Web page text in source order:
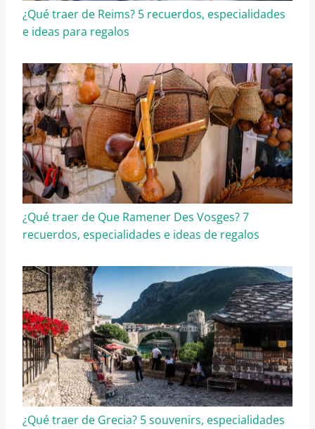
¿Qué traer de Reims? 5 recuerdos, especialidades
e ideas para regalos
¿Qué traer de Que Ramener Des Vosges? 7
recuerdos, especialidades e ideas de regalos
¿Qué traer de Grecia? 5 souvenirs, especialidades